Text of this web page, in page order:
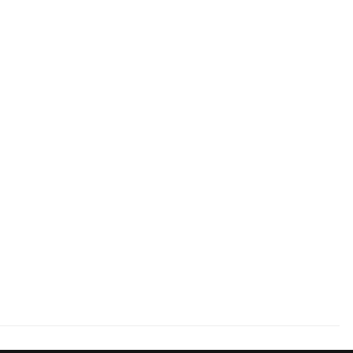
paulista. No entanto, no litoral,
vendida a R$ 72,46 em